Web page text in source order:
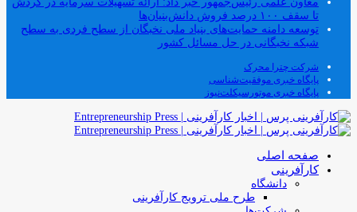
تا سقف ۱۰۰ درصد فروش دانش‌بنیان‌ها
توسعه دامنه حمایت‌های بنیاد ملی نخبگان از سطح فردی به سطح
شبکه نخبگانی در حل مسائل کشور
شرکت چترا محرک
پایگاه خبری موفقیت‌شناسی
پایگاه خبری موتورسیکلت‌نیوز
صفحه اصلی
کارآفرینی
دانشگاه
طرح ملی ترویج کارآفرینی